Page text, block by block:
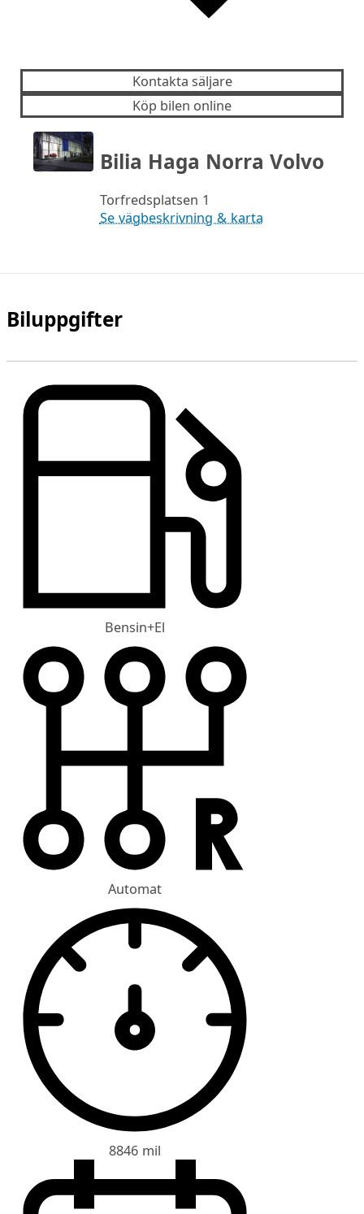
Kontakta säljare
Köp bilen online
Bilia Haga Norra Volvo
Torfredsplatsen 1
Se vägbeskrivning & karta
Biluppgifter
Bensin+El
Automat
8846 mil